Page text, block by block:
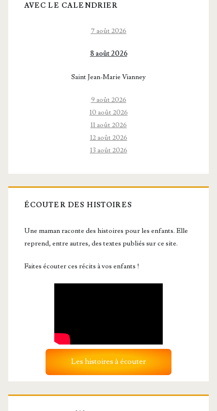
AVEC LE CALENDRIER
7 août 2026
8 août 2026
Saint Jean-Marie Vianney
9 août 2026
10 août 2026
11 août 2026
12 août 2026
13 août 2026
ÉCOUTER DES HISTOIRES
Une maman raconte des histoires pour les enfants. Elle
reprend, entre autres, des textes publiés sur ce site.
Faites écouter ces récits à vos enfants !
Les histoires à écouter